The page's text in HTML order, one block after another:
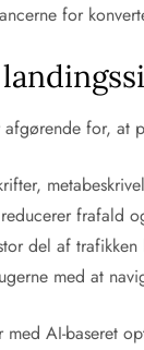
for
for, at
frafald
del af
med at
AI-baseret